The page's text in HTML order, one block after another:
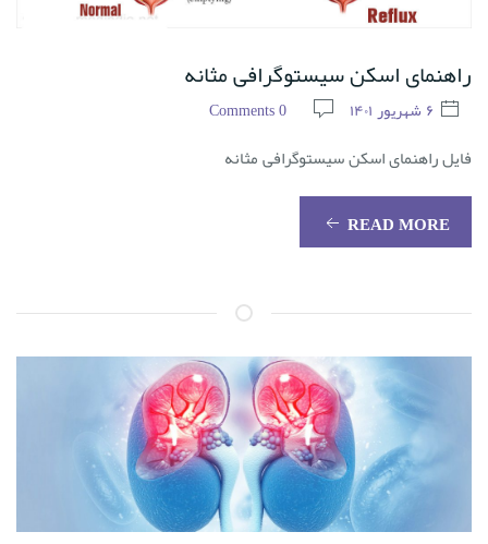
راهنمای اسکن سیستوگرافی مثانه
۶ شهریور ۱۴۰۱ 0 Comments
فایل راهنمای اسکن سیستوگرافی مثانه
READ MORE